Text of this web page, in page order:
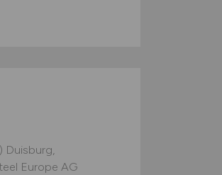
Duisburg,
Europe AG